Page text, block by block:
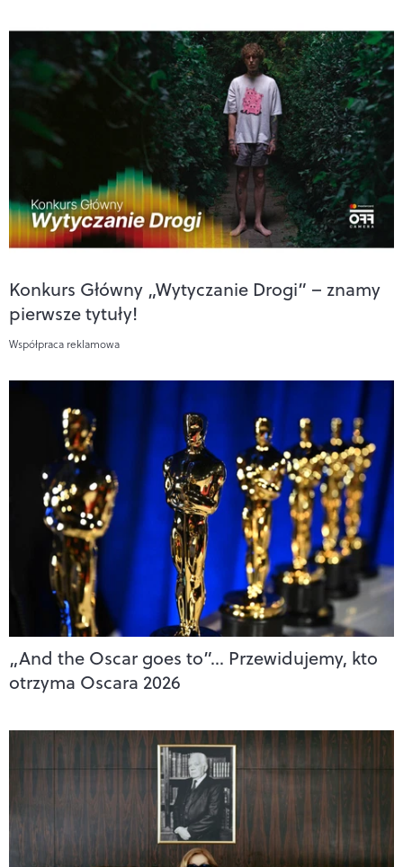
Konkurs Główny „Wytyczanie Drogi” – znamy
pierwsze tytuły!
Współpraca reklamowa
„And the Oscar goes to”… Przewidujemy, kto
otrzyma Oscara 2026